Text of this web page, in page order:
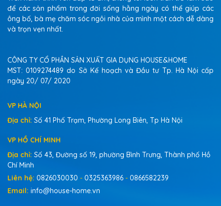
để các sản phẩm trong đời sống hằng ngày có thể giúp các
ông bố, bà mẹ chăm sóc ngôi nhà của mình một cách dễ dàng
và trọn vẹn nhất.
CÔNG TY CỔ PHẦN SẢN XUẤT GIA DỤNG HOUSE&HOME
MST: 0109274489 do Sở Kế hoạch và Đầu tư Tp. Hà Nội cấp
ngày 20/ 07/ 2020
VP HÀ NỘI
Địa chỉ: Số 41 Phố Trạm, Phường Long Biên, Tp Hà Nội
VP HỒ CHÍ MINH
Địa chỉ: Số 43, Đường số 19, phường Bình Trưng, Thành phố Hồ
Chí Minh
Liên hệ: 0826030030 - 0325363986 - 0866582239
Email: info@house-home.vn